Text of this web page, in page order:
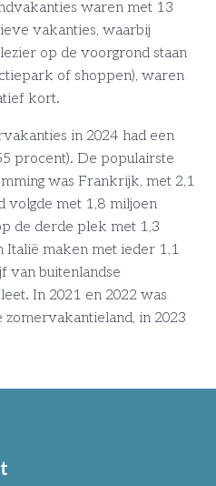
waren met 13
vakanties, waarbij
op de voorgrond staan
of shoppen), waren
kort.
in 2024 had een
procent). De populairste
was Frankrijk, met 2,1
volgde met 1,8 miljoen
de derde plek met 1,3
Italië maken met ieder 1,1
van buitenlandse
In 2021 en 2022 was
in 2023